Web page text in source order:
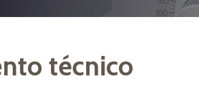
técnico